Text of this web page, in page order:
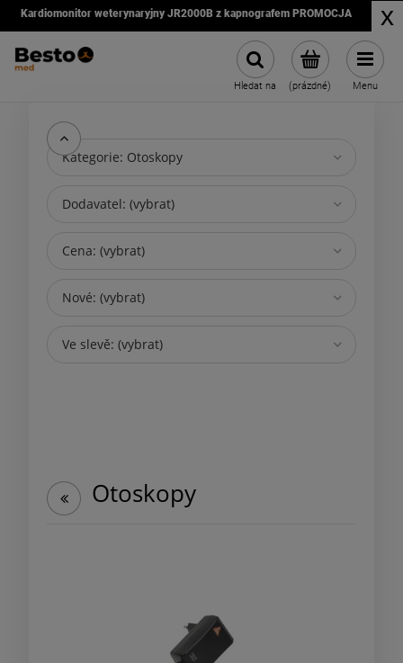
Kardiomonitor weterynaryjny JR2000B z kapnografem PROMOCJA x
(prázdné)
Hledat na Menu
Kategorie: Otoskopy
Dodavatel: (vybrat)
Cena: (vybrat)
Nové: (vybrat)
Ve slevě: (vybrat)
Otoskopy